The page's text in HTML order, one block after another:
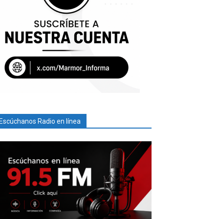
Radio en línea